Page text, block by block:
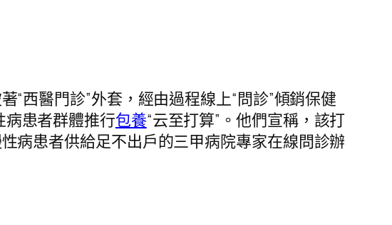
“西醫門診”外套，經由過程線上“問診”傾銷保健
患者群體推行包養“云至打算”。他們宣稱，該打
病患者供給足不出戶的三甲病院專家在線問診辦